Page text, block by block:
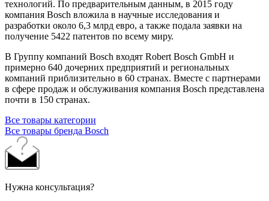
технологий. По предварительным данным, в 2015 году
компания Bosch вложила в научные исследования и
разработки около 6,3 млрд евро, а также подала заявки на
получение 5422 патентов по всему миру.
В Группу компаний Bosch входят Robert Bosch GmbH и
примерно 640 дочерних предприятий и региональных
компаний приблизительно в 60 странах. Вместе с партнерами
в сфере продаж и обслуживания компания Bosch представлена
почти в 150 странах.
Все товары категории
Все товары бренда Bosch
Нужна консультация?